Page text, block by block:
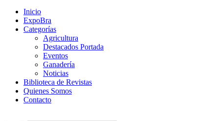
Inicio
ExpoBra
Categorías
Agricultura
Destacados Portada
Eventos
Ganadería
Noticias
Biblioteca de Revistas
Quienes Somos
Contacto